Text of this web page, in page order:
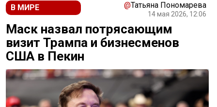
В МИРЕ @Татьяна Пономарева
14 мая 2026, 12:06
Маск назвал потрясающим
визит Трампа и бизнесменов
США в Пекин